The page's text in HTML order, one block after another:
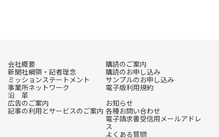
会社概要
新聞社綱領・記者理念
ミッションステートメント
事業所ネットワーク
沿 革
購読のご案内
購読のお申し込み
サンプルのお申し込み
電子版利用規約
広告のご案内
記事の利用とサービスのご案内
お知らせ
各種お問い合わせ
電子請求書受信用メールアドレ
ス
よくある質問